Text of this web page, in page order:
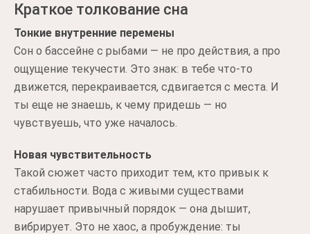
Краткое толкование сна
Тонкие внутренние перемены
Сон о бассейне с рыбами — не про действия, а про
ощущение текучести. Это знак: в тебе что-то
движется, перекраивается, сдвигается с места. И
ты еще не знаешь, к чему придешь — но
чувствуешь, что уже началось.
Новая чувствительность
Такой сюжет часто приходит тем, кто привык к
стабильности. Вода с живыми существами
нарушает привычный порядок — она дышит,
вибрирует. Это не хаос, а пробуждение: ты